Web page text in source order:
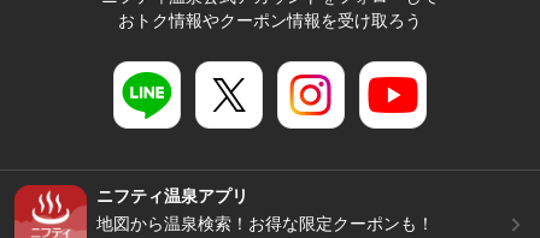
おトク情報やクーポン情報を受け取ろう
ニフティ温泉アプリ
地図から温泉検索！お得な限定クーポンも！